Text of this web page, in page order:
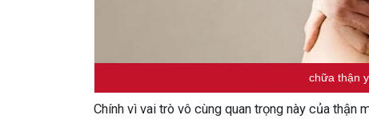
chữa thận
Chính vì vai trò vô cùng quan trọng này của thận